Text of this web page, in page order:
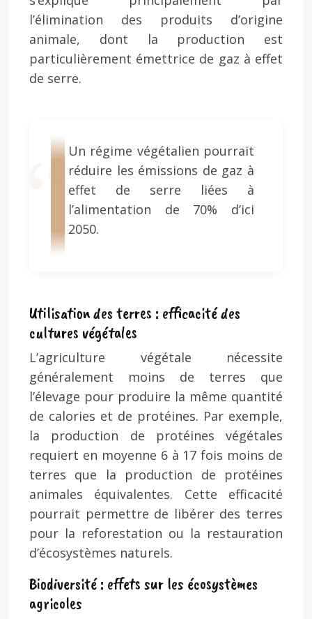
l’élimination des produits d’origine
animale, dont la production est
particulièrement émettrice de gaz à effet
de serre.
Un régime végétalien pourrait
réduire les émissions de gaz à
effet de serre liées à
l’alimentation de 70% d’ici
2050.
Utilisation des terres : efficacité des
cultures végétales
L’agriculture végétale nécessite
généralement moins de terres que
l’élevage pour produire la même quantité
de calories et de protéines. Par exemple,
la production de protéines végétales
requiert en moyenne 6 à 17 fois moins de
terres que la production de protéines
animales équivalentes. Cette efficacité
pourrait permettre de libérer des terres
pour la reforestation ou la restauration
d’écosystèmes naturels.
Biodiversité : effets sur les écosystèmes
agricoles